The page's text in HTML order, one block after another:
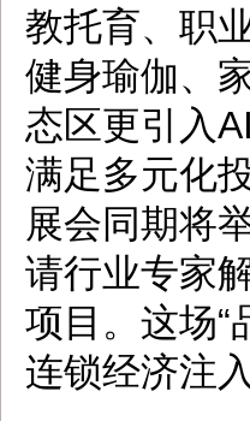
教托育、职
健身瑜伽、
态区更引入
满足多元化
展会同期将
请行业专家
项目。这场“
连锁经济注